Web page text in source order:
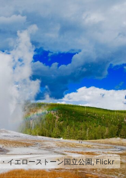
イエローストーン国立公園, Flickr